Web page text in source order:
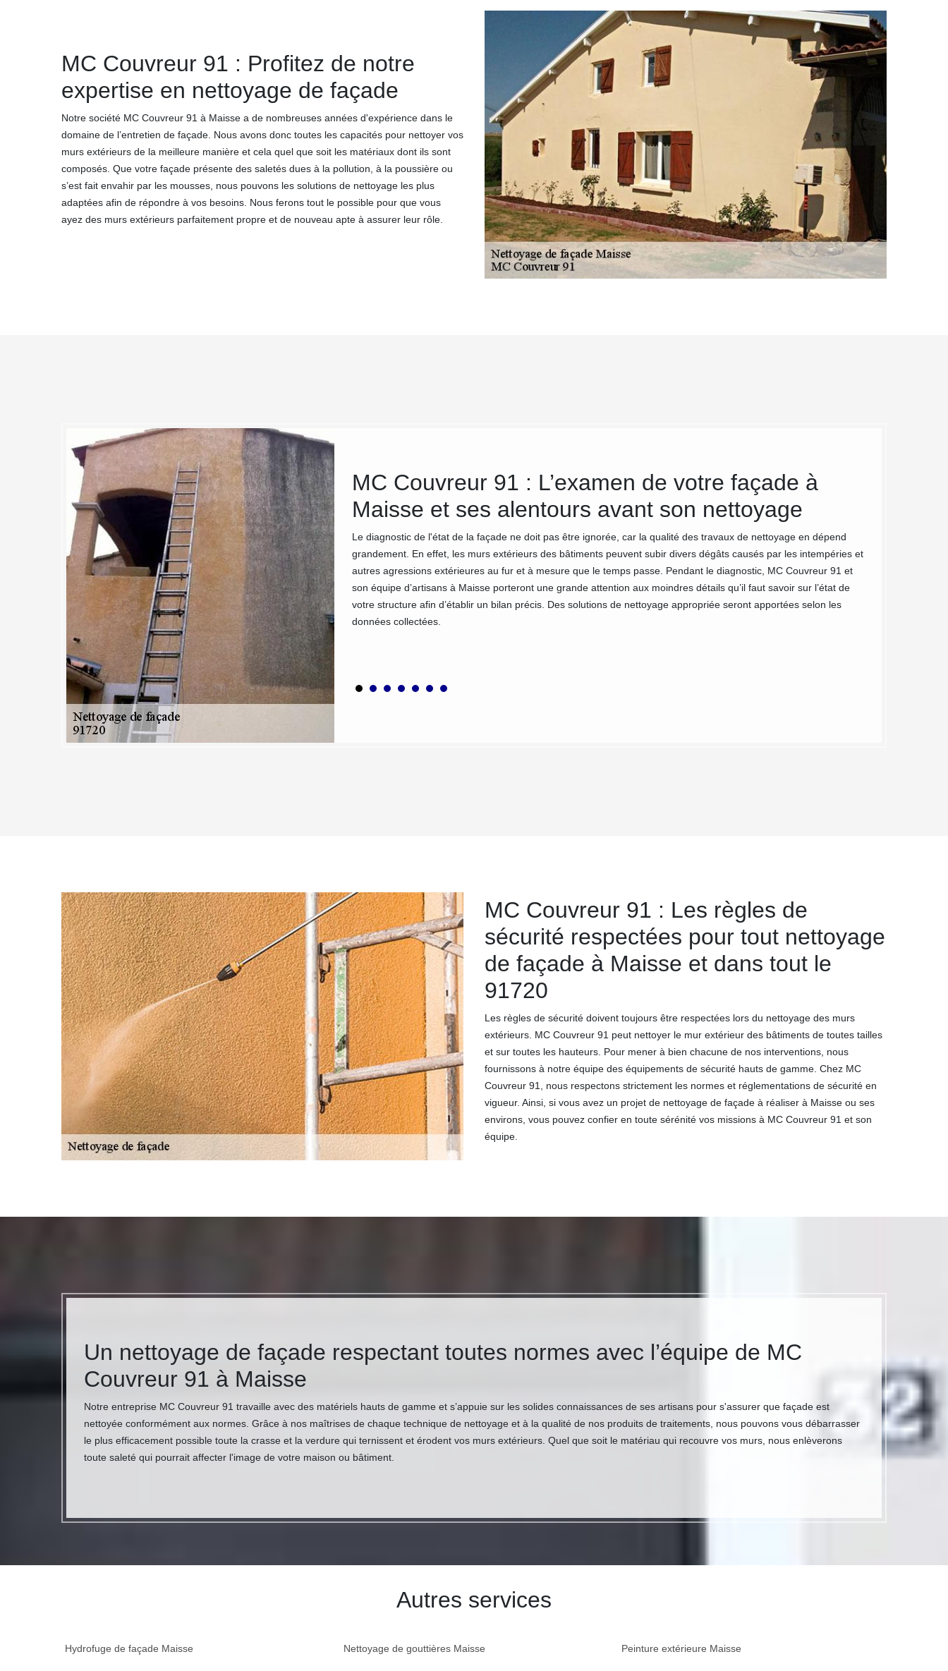
MC Couvreur 91 : Profitez de notre
expertise en nettoyage de façade
Notre société MC Couvreur 91 à Maisse a de nombreuses années d'expérience dans le
domaine de l’entretien de façade. Nous avons donc toutes les capacités pour nettoyer vos
murs extérieurs de la meilleure manière et cela quel que soit les matériaux dont ils sont
composés. Que votre façade présente des saletés dues à la pollution, à la poussière ou
s’est fait envahir par les mousses, nous pouvons les solutions de nettoyage les plus
adaptées afin de répondre à vos besoins. Nous ferons tout le possible pour que vous
ayez des murs extérieurs parfaitement propre et de nouveau apte à assurer leur rôle.
de façade MC Couvreur
pour toute intervention dans
verdures s'accumuleront petit à petit sur le mur extérieur de votre maison ou
sera mal vu de votre voisinage et votre façade pourrait très bien
de son étanchéité. Pour garder votre façade en bon état et pour qu’elle
solutions de nettoyage peuvent être apportées par notre entreprise MC
anti-mousse, hydrogommage, etc. Un nettoyage régulier des murs
la durabilité des murs votre habita. Notre société MC Couvreur 91 est à
vos façades, en vous proposant des solutions adaptées.
MC Couvreur 91 : L’examen de votre façade à
Maisse et ses alentours avant son nettoyage
Le diagnostic de l'état de la façade ne doit pas être ignorée, car la qualité des travaux de nettoyage en dépend
grandement. En effet, les murs extérieurs des bâtiments peuvent subir divers dégâts causés par les intempéries et
autres agressions extérieures au fur et à mesure que le temps passe. Pendant le diagnostic, MC Couvreur 91 et
son équipe d’artisans à Maisse porteront une grande attention aux moindres détails qu’il faut savoir sur l’état de
votre structure afin d’établir un bilan précis. Des solutions de nettoyage appropriée seront apportées selon les
données collectées.
MC Couvreur 91 : Les règles de
sécurité respectées pour tout nettoyage
de façade à Maisse et dans tout le
91720
Les règles de sécurité doivent toujours être respectées lors du nettoyage des murs
extérieurs. MC Couvreur 91 peut nettoyer le mur extérieur des bâtiments de toutes tailles
et sur toutes les hauteurs. Pour mener à bien chacune de nos interventions, nous
fournissons à notre équipe des équipements de sécurité hauts de gamme. Chez MC
Couvreur 91, nous respectons strictement les normes et réglementations de sécurité en
vigueur. Ainsi, si vous avez un projet de nettoyage de façade à réaliser à Maisse ou ses
environs, vous pouvez confier en toute sérénité vos missions à MC Couvreur 91 et son
équipe.
Un nettoyage de façade respectant toutes normes avec l’équipe de MC
Couvreur 91 à Maisse
Notre entreprise MC Couvreur 91 travaille avec des matériels hauts de gamme et s’appuie sur les solides connaissances de ses artisans pour s'assurer que façade est
nettoyée conformément aux normes. Grâce à nos maîtrises de chaque technique de nettoyage et à la qualité de nos produits de traitements, nous pouvons vous débarrasser
le plus efficacement possible toute la crasse et la verdure qui ternissent et érodent vos murs extérieurs. Quel que soit le matériau qui recouvre vos murs, nous enlèverons
toute saleté qui pourrait affecter l'image de votre maison ou bâtiment.
Autres services
Hydrofuge de façade Maisse Nettoyage de gouttières Maisse Peinture extérieure Maisse